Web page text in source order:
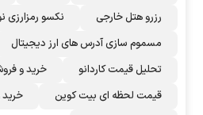
رزرو هتل خارجی
نکسو رمزارزی
مسموم سازی آدرس های ارز دیجیتال
تحلیل قیمت کاردانو
خرید و
قیمت لحظه ای بیت کوین
خرید